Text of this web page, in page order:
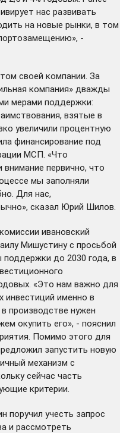
нас развивать
на новые рынки, в том
-
своей компании. За
компания» дважды
мерами поддержки:
взятые в
увеличили процентную
финансирование под
МСП. «Что
первично, что
мы заполняли
Для нас,
сказал Юрий Шилов.
ивановский
Мишустину с просьбой
до 2030 года, в
«Это нам важно для
инвестиций именно в
производстве нужен
окупить его», - пояснил
Помимо этого для
запустить новую
механизм с
сейчас часть
критерии.
поручил учесть запрос
и рассмотреть